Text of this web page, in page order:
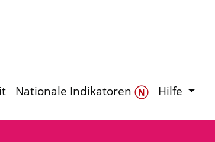
Nationale Indikatoren Hilfe